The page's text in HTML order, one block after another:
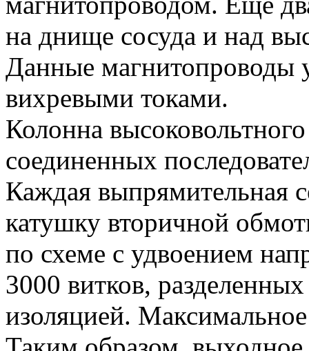
на днище сосуда и над
Данные магнитопроводы
вихревыми токами.
Колонна
соединенных
Каждая выпрямительная
катушку вторичной
по схеме с удвоением
3000 витков,
изоляцией.